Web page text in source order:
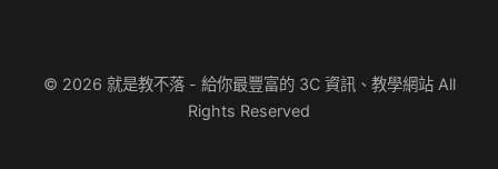
© 2026 就是教不落 - 給你最豐富的 3C 資訊、教學網站 All
Rights Reserved